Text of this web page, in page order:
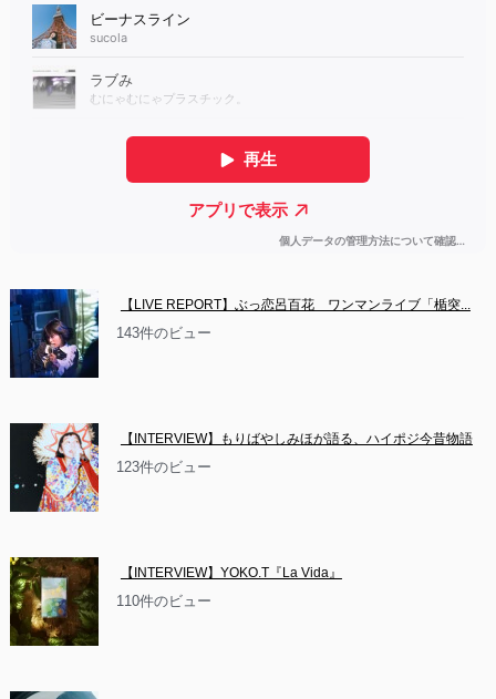
【LIVE REPORT】ぶっ恋呂百花　ワンマンライブ「楯突...
143件のビュー
【INTERVIEW】もりばやしみほが語る、ハイポジ今昔物語
123件のビュー
【INTERVIEW】YOKO.T『La Vida』
110件のビュー